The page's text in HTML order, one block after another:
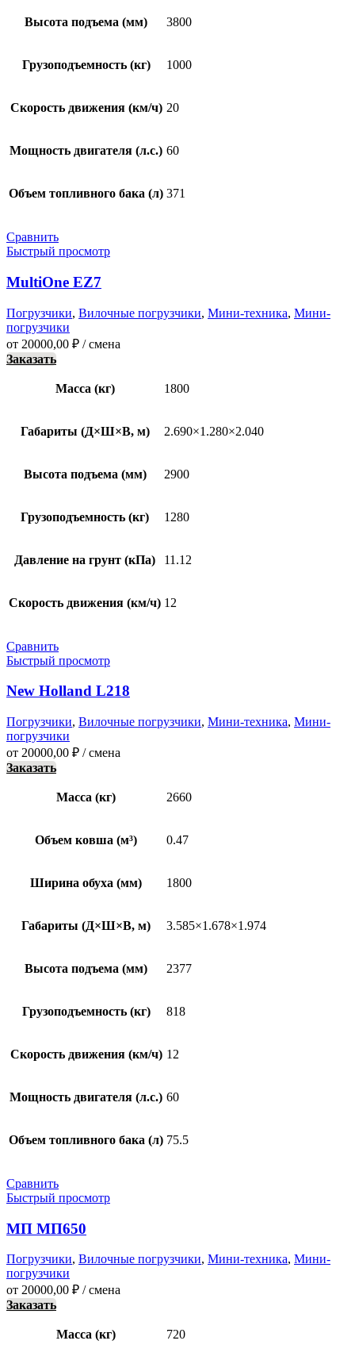
Высота подъема (мм) 3800
Грузоподъемность (кг) 1000
Скорость движения (км/ч) 20
Мощность двигателя (л.с.) 60
Объем топливного бака (л) 371
Сравнить
Быстрый просмотр
MultiOne EZ7
Погрузчики, Вилочные погрузчики, Мини-техника, Мини-
погрузчики
от 20000,00 ₽ / смена
Заказать
Масса (кг) 1800
Габариты (Д×Ш×В, м) 2.690×1.280×2.040
Высота подъема (мм) 2900
Грузоподъемность (кг) 1280
Давление на грунт (кПа) 11.12
Скорость движения (км/ч) 12
Сравнить
Быстрый просмотр
New Holland L218
Погрузчики, Вилочные погрузчики, Мини-техника, Мини-
погрузчики
от 20000,00 ₽ / смена
Заказать
Масса (кг) 2660
Объем ковша (м³) 0.47
Ширина обуха (мм) 1800
Габариты (Д×Ш×В, м) 3.585×1.678×1.974
Высота подъема (мм) 2377
Грузоподъемность (кг) 818
Скорость движения (км/ч) 12
Мощность двигателя (л.с.) 60
Объем топливного бака (л) 75.5
Сравнить
Быстрый просмотр
МП МП650
Погрузчики, Вилочные погрузчики, Мини-техника, Мини-
погрузчики
от 20000,00 ₽ / смена
Заказать
Масса (кг) 720